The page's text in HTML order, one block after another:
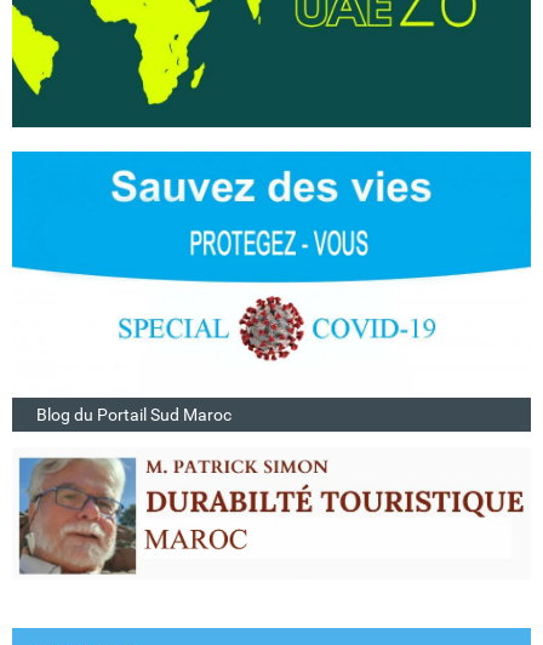
Blog du Portail Sud Maroc